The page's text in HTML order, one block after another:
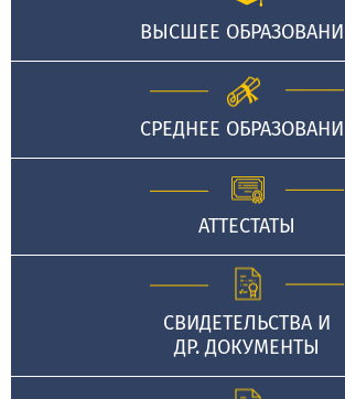
ВЫСШЕЕ
СРЕДНЕЕ
АТТЕСТАТЫ
СВИДЕТЕЛЬСТВА И
ДР. ДОКУМЕНТЫ